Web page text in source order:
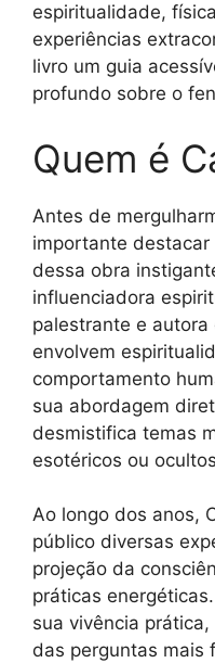
espiritualidade,
experiências
livro um guia
profundo sobre o
Quem é
Antes de
importante
dessa obra
influenciadora
palestrante e
envolvem
comportamento
sua abordagem
desmistifica temas
esotéricos ou
Ao longo dos anos,
público diversas
projeção da
práticas
sua vivência
das perguntas mais